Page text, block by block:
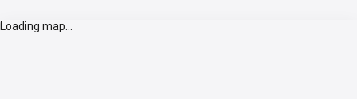
Loading map...